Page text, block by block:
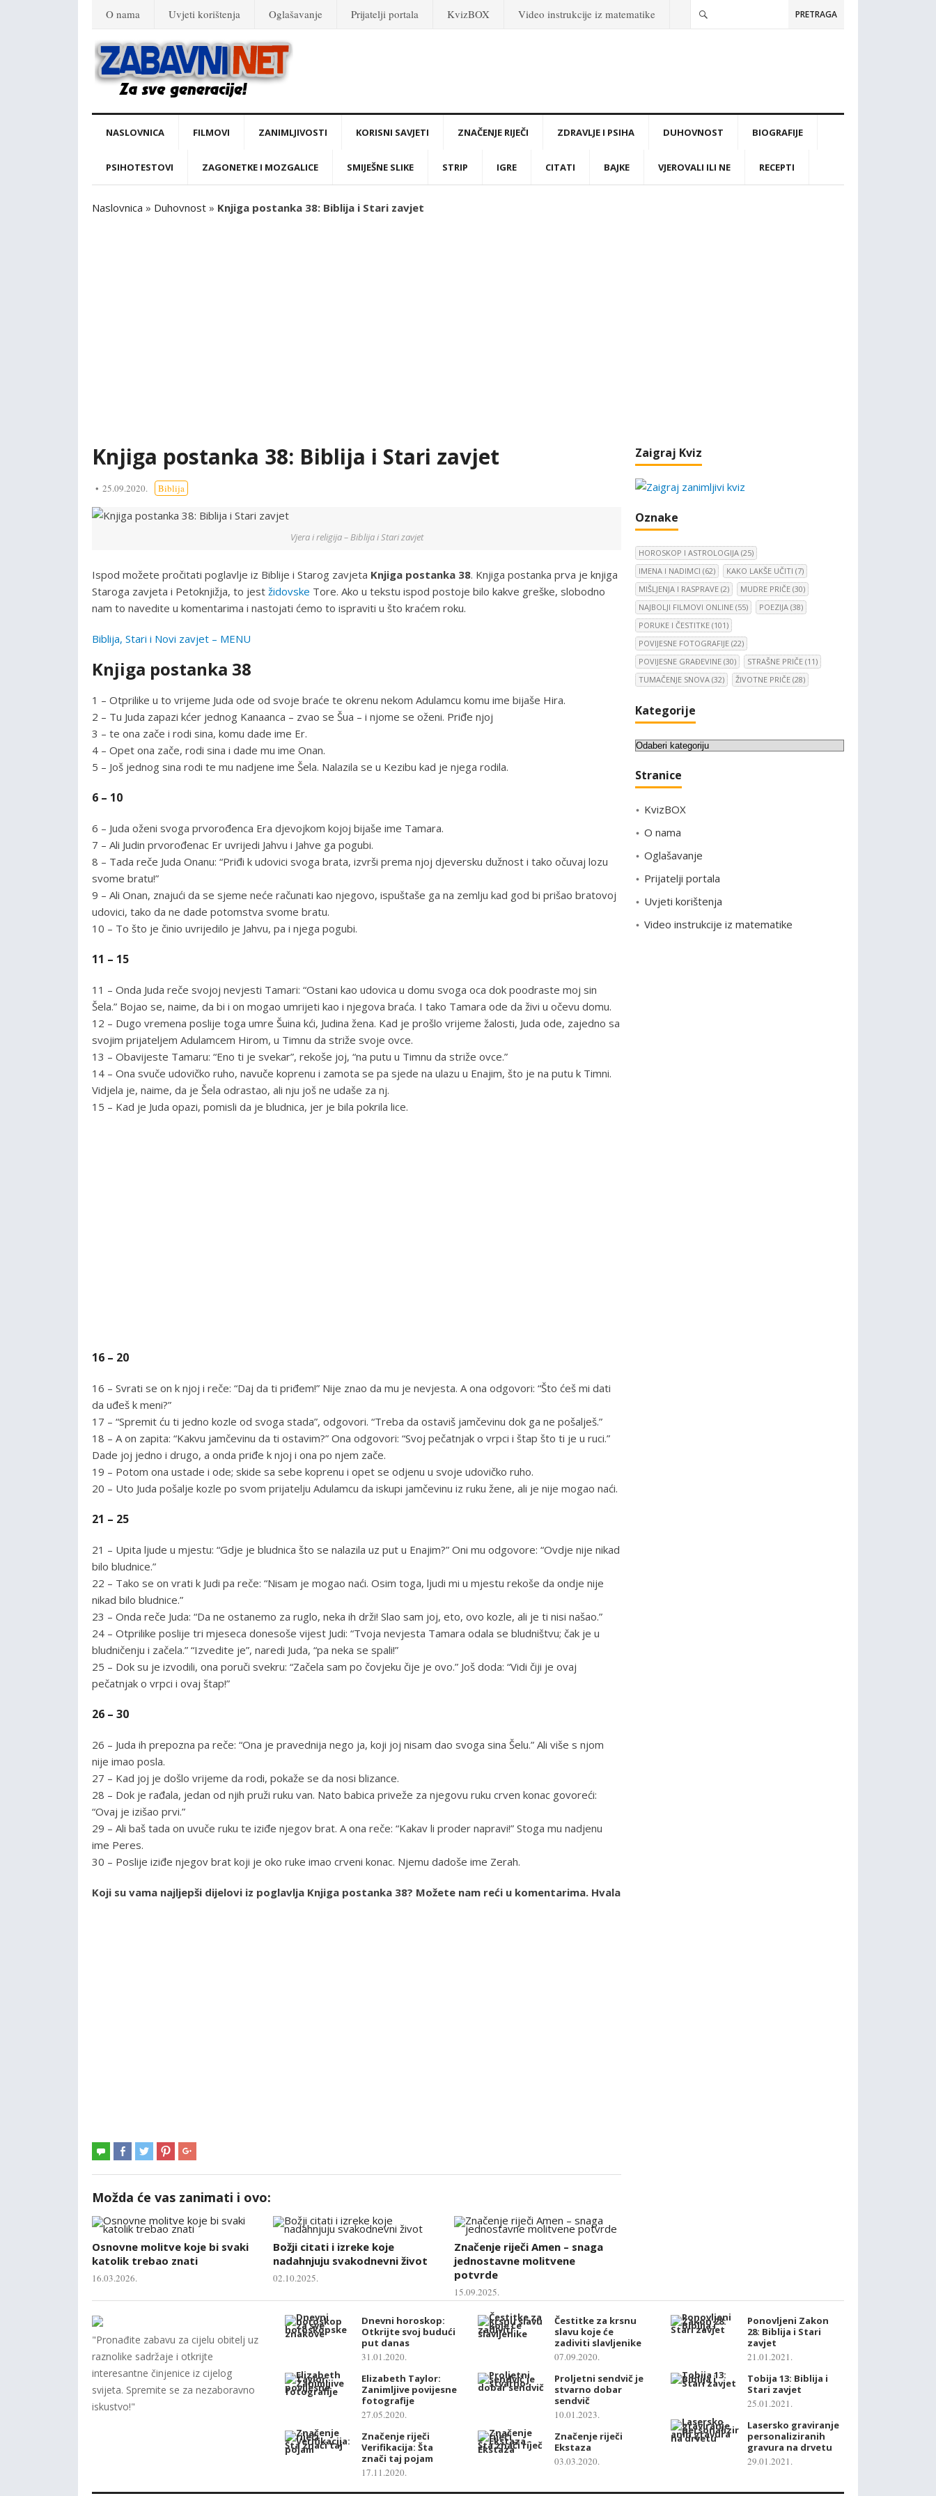
O nama Uvjeti korištenja Oglašavanje Prijatelji portala KvizBOX Video instrukcije iz matematike PRETRAGA
NASLOVNICA FILMOVI ZANIMLJIVOSTI KORISNI SAVJETI ZNAČENJE RIJEČI ZDRAVLJE I PSIHA DUHOVNOST BIOGRAFIJE
PSIHOTESTOVI ZAGONETKE I MOZGALICE SMIJEŠNE SLIKE STRIP IGRE CITATI BAJKE VJEROVALI ILI NE RECEPTI
Naslovnica » Duhovnost » Knjiga postanka 38: Biblija i Stari zavjet
Knjiga postanka 38: Biblija i Stari zavjet
25.09.2020. Biblija
Vjera i religija – Biblija i Stari zavjet
Ispod možete pročitati poglavlje iz Biblije i Starog zavjeta Knjiga postanka 38. Knjiga postanka prva je knjiga
Staroga zavjeta i Petoknjižja, to jest židovske Tore. Ako u tekstu ispod postoje bilo kakve greške, slobodno
nam to navedite u komentarima i nastojati ćemo to ispraviti u što kraćem roku.
Biblija, Stari i Novi zavjet – MENU
Knjiga postanka 38
1 – Otprilike u to vrijeme Juda ode od svoje braće te okrenu nekom Adulamcu komu ime bijaše Hira.
2 – Tu Juda zapazi kćer jednog Kanaanca – zvao se Šua – i njome se oženi. Priđe njoj
3 – te ona zače i rodi sina, komu dade ime Er.
4 – Opet ona zače, rodi sina i dade mu ime Onan.
5 – Još jednog sina rodi te mu nadjene ime Šela. Nalazila se u Kezibu kad je njega rodila.
6 – 10
6 – Juda oženi svoga prvorođenca Era djevojkom kojoj bijaše ime Tamara.
7 – Ali Judin prvorođenac Er uvrijedi Jahvu i Jahve ga pogubi.
8 – Tada reče Juda Onanu: “Priđi k udovici svoga brata, izvrši prema njoj djeversku dužnost i tako očuvaj lozu
svome bratu!”
9 – Ali Onan, znajući da se sjeme neće računati kao njegovo, ispuštaše ga na zemlju kad god bi prišao bratovoj
udovici, tako da ne dade potomstva svome bratu.
10 – To što je činio uvrijedilo je Jahvu, pa i njega pogubi.
11 – 15
11 – Onda Juda reče svojoj nevjesti Tamari: “Ostani kao udovica u domu svoga oca dok poodraste moj sin
Šela.” Bojao se, naime, da bi i on mogao umrijeti kao i njegova braća. I tako Tamara ode da živi u očevu domu.
12 – Dugo vremena poslije toga umre Šuina kći, Judina žena. Kad je prošlo vrijeme žalosti, Juda ode, zajedno sa
svojim prijateljem Adulamcem Hirom, u Timnu da striže svoje ovce.
13 – Obavijeste Tamaru: “Eno ti je svekar”, rekoše joj, “na putu u Timnu da striže ovce.”
14 – Ona svuče udovičko ruho, navuče koprenu i zamota se pa sjede na ulazu u Enajim, što je na putu k Timni.
Vidjela je, naime, da je Šela odrastao, ali nju još ne udaše za nj.
15 – Kad je Juda opazi, pomisli da je bludnica, jer je bila pokrila lice.
16 – 20
16 – Svrati se on k njoj i reče: “Daj da ti priđem!” Nije znao da mu je nevjesta. A ona odgovori: “Što ćeš mi dati
da uđeš k meni?”
17 – “Spremit ću ti jedno kozle od svoga stada”, odgovori. “Treba da ostaviš jamčevinu dok ga ne pošalješ.”
18 – A on zapita: “Kakvu jamčevinu da ti ostavim?” Ona odgovori: “Svoj pečatnjak o vrpci i štap što ti je u ruci.”
Dade joj jedno i drugo, a onda priđe k njoj i ona po njem zače.
19 – Potom ona ustade i ode; skide sa sebe koprenu i opet se odjenu u svoje udovičko ruho.
20 – Uto Juda pošalje kozle po svom prijatelju Adulamcu da iskupi jamčevinu iz ruku žene, ali je nije mogao naći.
21 – 25
21 – Upita ljude u mjestu: “Gdje je bludnica što se nalazila uz put u Enajim?” Oni mu odgovore: “Ovdje nije nikad
bilo bludnice.”
22 – Tako se on vrati k Judi pa reče: “Nisam je mogao naći. Osim toga, ljudi mi u mjestu rekoše da ondje nije
nikad bilo bludnice.”
23 – Onda reče Juda: “Da ne ostanemo za ruglo, neka ih drži! Slao sam joj, eto, ovo kozle, ali je ti nisi našao.”
24 – Otprilike poslije tri mjeseca donesoše vijest Judi: “Tvoja nevjesta Tamara odala se bludništvu; čak je u
bludničenju i začela.” “Izvedite je”, naredi Juda, “pa neka se spali!”
25 – Dok su je izvodili, ona poruči svekru: “Začela sam po čovjeku čije je ovo.” Još doda: “Vidi čiji je ovaj
pečatnjak o vrpci i ovaj štap!”
26 – 30
26 – Juda ih prepozna pa reče: “Ona je pravednija nego ja, koji joj nisam dao svoga sina Šelu.” Ali više s njom
nije imao posla.
27 – Kad joj je došlo vrijeme da rodi, pokaže se da nosi blizance.
28 – Dok je rađala, jedan od njih pruži ruku van. Nato babica priveže za njegovu ruku crven konac govoreći:
“Ovaj je izišao prvi.”
29 – Ali baš tada on uvuče ruku te iziđe njegov brat. A ona reče: “Kakav li proder napravi!” Stoga mu nadjenu
ime Peres.
30 – Poslije iziđe njegov brat koji je oko ruke imao crveni konac. Njemu dadoše ime Zerah.
Koji su vama najljepši dijelovi iz poglavlja Knjiga postanka 38? Možete nam reći u komentarima. Hvala
Možda će vas zanimati i ovo:
Osnovne molitve koje bi svaki
katolik trebao znati
16.03.2026.
Božji citati i izreke koje
nadahnjuju svakodnevni život
02.10.2025.
Značenje riječi Amen – snaga
jednostavne molitvene
potvrde
15.09.2025.
Zaigraj Kviz
Oznake
HOROSKOP I ASTROLOGIJA (25)
IMENA I NADIMCI (62) KAKO LAKŠE UČITI (7)
MIŠLJENJA I RASPRAVE (2) MUDRE PRIČE (30)
NAJBOLJI FILMOVI ONLINE (55) POEZIJA (38)
PORUKE I ČESTITKE (101)
POVIJESNE FOTOGRAFIJE (22)
POVIJESNE GRAĐEVINE (30) STRAŠNE PRIČE (11)
TUMAČENJE SNOVA (32) ŽIVOTNE PRIČE (28)
Kategorije
K
t
g
o
i
j
Stranice
KvizBOX
O nama
Oglašavanje
Prijatelji portala
Uvjeti korištenja
Video instrukcije iz matematike
"Pronađite zabavu za cijelu obitelj uz
raznolike sadržaje i otkrijte
interesantne činjenice iz cijelog
svijeta. Spremite se za nezaboravno
iskustvo!"
Dnevni horoskop:
Otkrijte svoj budući
put danas
31.01.2020.
Elizabeth Taylor:
Zanimljive povijesne
fotografije
27.05.2020.
Značenje riječi
Verifikacija: Šta
znači taj pojam
17.11.2020.
Čestitke za krsnu
slavu koje će
zadiviti slavljenike
07.09.2020.
Proljetni sendvič je
stvarno dobar
sendvič
10.01.2023.
Značenje riječi
Ekstaza
03.03.2020.
Ponovljeni Zakon
28: Biblija i Stari
zavjet
21.01.2021.
Tobija 13: Biblija i
Stari zavjet
25.01.2021.
Lasersko graviranje
personaliziranih
gravura na drvetu
29.01.2021.